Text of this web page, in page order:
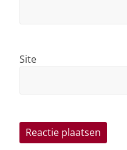
Site